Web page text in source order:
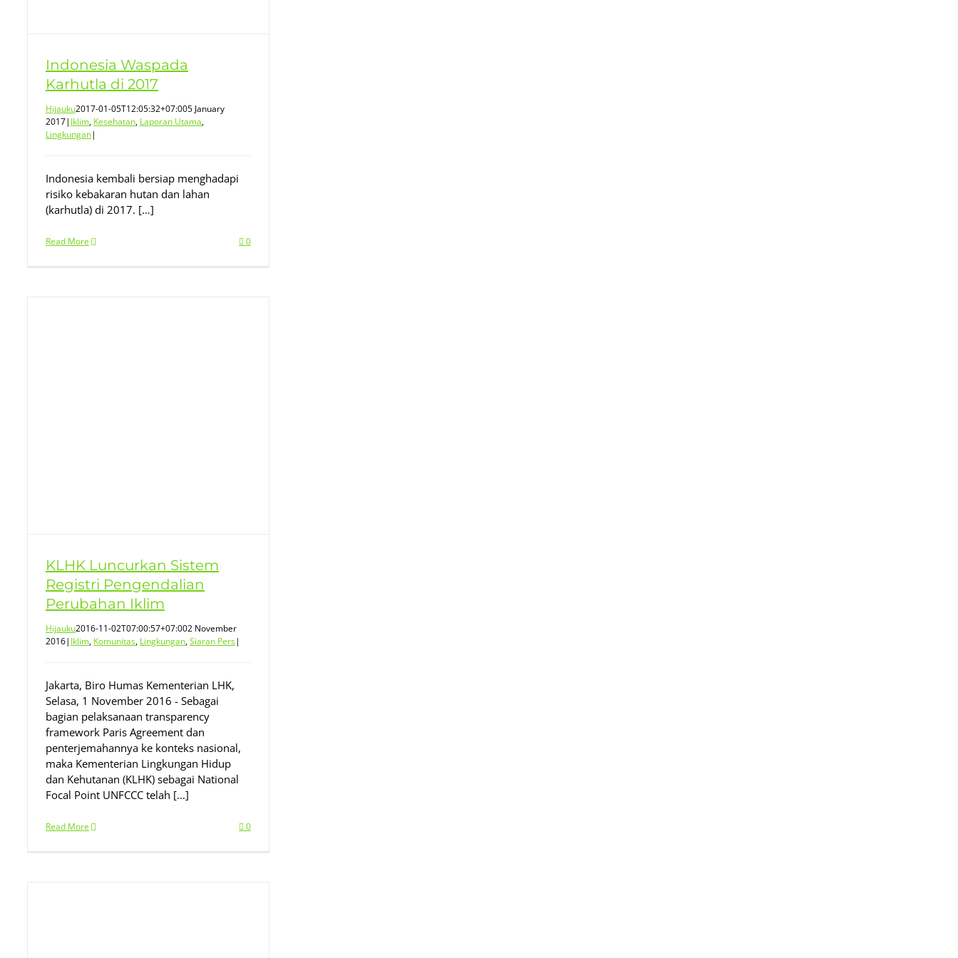
Indonesia Waspada
Karhutla di 2017
Hijauku2017-01-05T12:05:32+07:005 January
2017| Iklim, Kesehatan, Laporan Utama,
Lingkungan|
Indonesia kembali bersiap menghadapi
risiko kebakaran hutan dan lahan
(karhutla) di 2017. […]
Read More 0
KLHK Luncurkan Sistem
Registri Pengendalian
Perubahan Iklim
Hijauku2016-11-02T07:00:57+07:002 November
2016| Iklim, Komunitas, Lingkungan,Siaran Pers|
Jakarta, Biro Humas Kementerian LHK,
Selasa, 1 November 2016 - Sebagai
bagian pelaksanaan transparency
framework Paris Agreement dan
penterjemahannya ke konteks nasional,
maka Kementerian Lingkungan Hidup
dan Kehutanan (KLHK) sebagai National
Focal Point UNFCCC telah [...]
Read More 0